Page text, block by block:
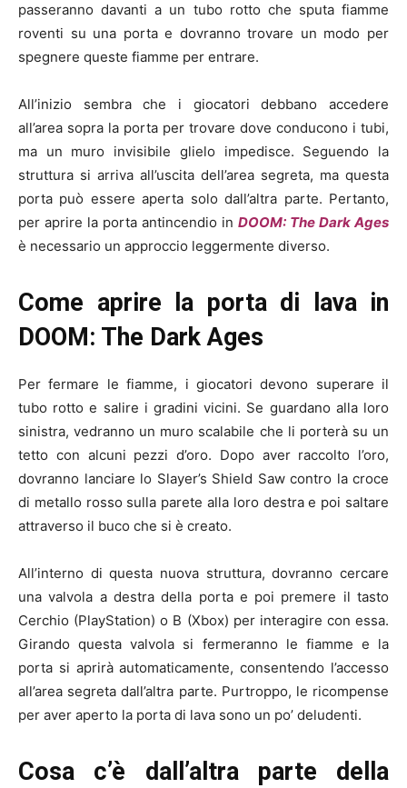
passeranno davanti a un tubo rotto che sputa fiamme
roventi su una porta e dovranno trovare un modo per
spegnere queste fiamme per entrare.
All’inizio sembra che i giocatori debbano accedere
all’area sopra la porta per trovare dove conducono i tubi,
ma un muro invisibile glielo impedisce. Seguendo la
struttura si arriva all’uscita dell’area segreta, ma questa
porta può essere aperta solo dall’altra parte. Pertanto,
per aprire la porta antincendio in DOOM: The Dark Ages
è necessario un approccio leggermente diverso.
Come aprire la porta di lava in
DOOM: The Dark Ages
Per fermare le fiamme, i giocatori devono superare il
tubo rotto e salire i gradini vicini. Se guardano alla loro
sinistra, vedranno un muro scalabile che li porterà su un
tetto con alcuni pezzi d’oro. Dopo aver raccolto l’oro,
dovranno lanciare lo Slayer’s Shield Saw contro la croce
di metallo rosso sulla parete alla loro destra e poi saltare
attraverso il buco che si è creato.
All’interno di questa nuova struttura, dovranno cercare
una valvola a destra della porta e poi premere il tasto
Cerchio (PlayStation) o B (Xbox) per interagire con essa.
Girando questa valvola si fermeranno le fiamme e la
porta si aprirà automaticamente, consentendo l’accesso
all’area segreta dall’altra parte. Purtroppo, le ricompense
per aver aperto la porta di lava sono un po’ deludenti.
Cosa c’è dall’altra parte della